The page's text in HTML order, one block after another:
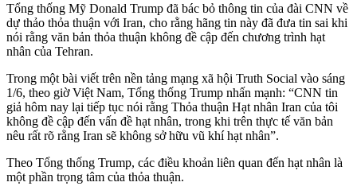
Tổng thống Mỹ Donald Trump đã bác bỏ thông tin của đài CNN về
dự thảo thỏa thuận với Iran, cho rằng hãng tin này đã đưa tin sai khi
nói rằng văn bản thỏa thuận không đề cập đến chương trình hạt
nhân của Tehran.
Trong một bài viết trên nền tảng mạng xã hội Truth Social vào sáng
1/6, theo giờ Việt Nam, Tổng thống Trump nhấn mạnh: “CNN tin
giả hôm nay lại tiếp tục nói rằng Thỏa thuận Hạt nhân Iran của tôi
không đề cập đến vấn đề hạt nhân, trong khi trên thực tế văn bản
nêu rất rõ rằng Iran sẽ không sở hữu vũ khí hạt nhân”.
Theo Tổng thống Trump, các điều khoản liên quan đến hạt nhân là
một phần trọng tâm của thỏa thuận.